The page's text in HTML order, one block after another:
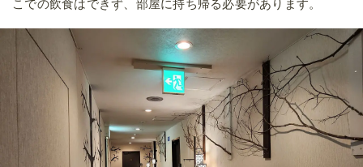
こでの飲食はできず、部屋に持ち帰る必要があります。